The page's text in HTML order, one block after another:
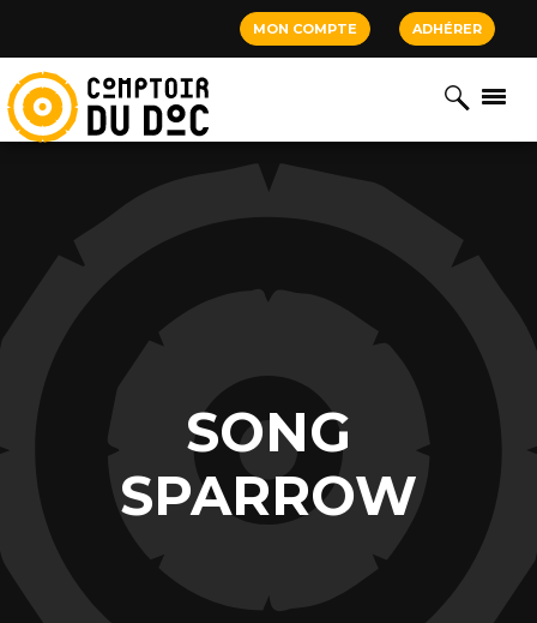
MON COMPTE ADHÉRER
SONG
SPARROW
Cookies management panel